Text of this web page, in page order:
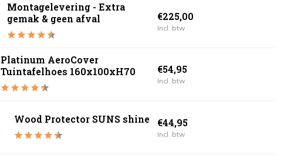
Montagelevering - Extra
gemak & geen afval
€225,00
Incl. btw
Platinum AeroCover
Tuintafelhoes 160x100xH70
€54,95
Incl. btw
Wood Protector SUNS shine €44,95
Incl. btw